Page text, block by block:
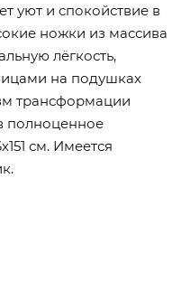
уют и спокойствие в
ножки из массива
лёгкость,
на подушках
трансформации
полноценное
см. Имеется